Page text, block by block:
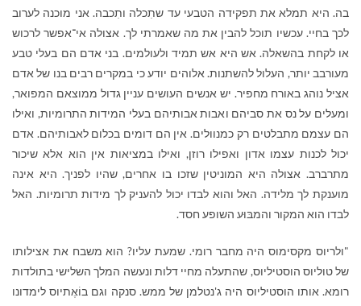
בה. היא תמלא את תפקידה הטבעי עד שתִכלה ותִכבה. אני מוכנה לערוב
לכך בחיי. עכשיו תוכל להבין את מה שאמרתי לך. אצולה אי־אפשר לרכוש
או לקחת בהשאלה. אש היא אש תמיד ולעולמים. בני אדם הם בעלי טבע
מעורבב יותר, העלול להשתנות. אלוהים יודע כי במקרים רבים בנו של אדם
אציל נוהג באורח מחפיר. יש אנשים העושים עניין גדול ממוצאם המפואר,
ומעלים על נס את סביהם ואבות אבותיהם בעלי המידות התרומיות, ואילו
הם עצמם מתבלטים רק כמנוולים. אין הם דומים בכלום לאבותיהם. אדם
יכול לכנות עצמו אדון ואפילו רוזן, ואילו במציאות אין הוא אלא שיכור
מתרברב. אצולה היא המוניטין שזכו בו אחרים, שהיו לפניך. היא אינה
מוענקת לך מלידה. האל והוא לבדו יכול להעניק לך מידות תרומיות. האל
לבדו הוא המקור והמבּוּע השופע חסד.
"ולריוס מקסימוס היה מחבר רומי. שמעת עליו? הוא משבח את אצילותו
של טוליוס הוסטיליוס, שהתעלה מחיי דלות ונעשה המלך השלישי בתולדות
רומא. אותו הוסטיליוס היה ג'נטלמן של ממש. סנקה וגם בוֹאֶתיוס לימדונו